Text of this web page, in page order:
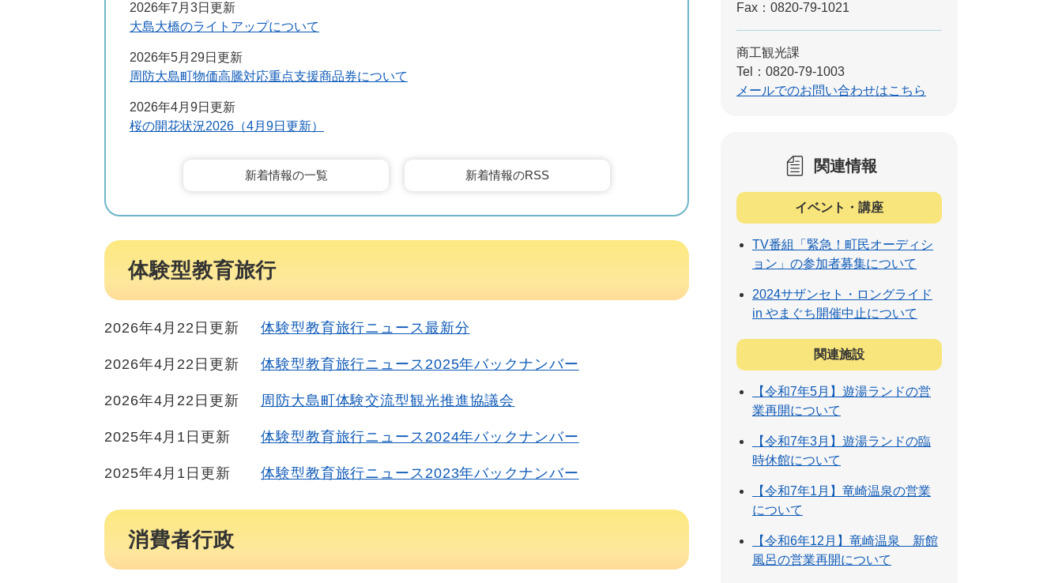
2026年7月3日更新
大島大橋のライトアップについて
2026年5月29日更新
周防大島町物価高騰対応重点支援商品券について
2026年4月9日更新
桜の開花状況2026（4月9日更新）
新着情報の一覧 新着情報のRSS
体験型教育旅行
2026年4月22日更新 体験型教育旅行ニュース最新分
2026年4月22日更新 体験型教育旅行ニュース2025年バックナンバー
2026年4月22日更新 周防大島町体験交流型観光推進協議会
2025年4月1日更新 体験型教育旅行ニュース2024年バックナンバー
2025年4月1日更新 体験型教育旅行ニュース2023年バックナンバー
消費者行政
Fax：0820-79-1021
商工観光課
Tel：0820-79-1003
メールでのお問い合わせはこちら
関連情報
イベント・講座
TV番組「緊急！町民オーディシ
ョン」の参加者募集について
2024サザンセト・ロングライド
in やまぐち開催中止について
関連施設
【令和7年5月】遊湯ランドの営
業再開について
【令和7年3月】遊湯ランドの臨
時休館について
【令和7年1月】竜崎温泉の営業
について
【令和6年12月】竜崎温泉 新館
風呂の営業再開について